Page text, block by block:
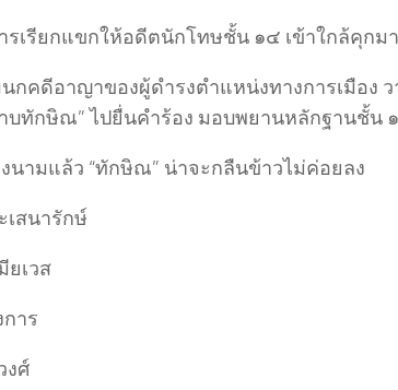
รเรียกแขกให้อดีตนักโทษชั้น ๑๔ เข้าใกล้คุกม
กคดีอาญาของผู้ดำรงตำแหน่งทางการเมือง
บทักษิณ” ไปยื่นคำร้อง มอบพยานหลักฐานชั้น
งนามแล้ว “ทักษิณ” น่าจะกลืนข้าวไม่ค่อยลง
สนารักษ์
ยเวส
าร
งศ์